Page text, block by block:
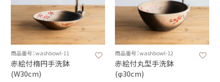
商品番号：washbowl-11
赤絵付楕円手洗鉢
(W30cm)
商品番号：washbowl-12
赤絵付丸型手洗鉢
(φ30cm)